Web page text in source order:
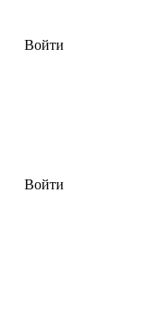
Войти
Войти